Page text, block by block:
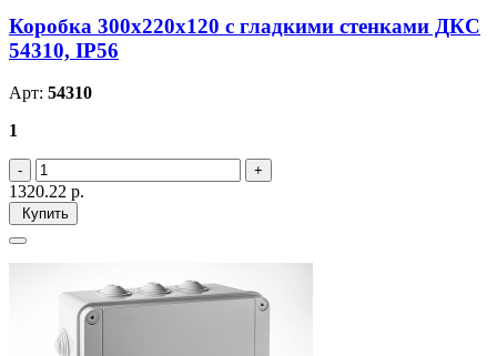
Коробка 300х220х120 с гладкими стенками ДКС
54310, IP56
Арт: 54310
1
1320.22 р.
Купить